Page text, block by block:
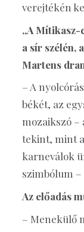
verejtékén
„A Mítikasz-
a sír szélén,
Martens
– A
békét, az
mozaikszó –
tekint, mint
karneválok
szimbólum
Az előadás
– Menekülő